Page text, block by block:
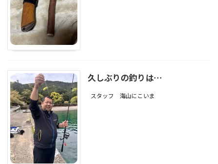
久しぶりの釣りは…
スタッフ 海山にこいま